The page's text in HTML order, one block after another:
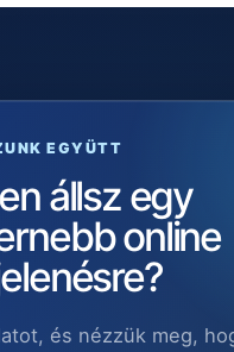
EGYÜTT
állsz egy
online
és nézzük meg,